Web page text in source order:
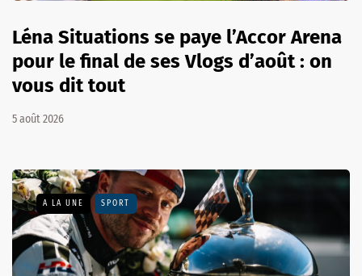
Léna Situations se paye l’Accor Arena
pour le final de ses Vlogs d’août : on
vous dit tout
5 août 2026
A LA UNE SPORT